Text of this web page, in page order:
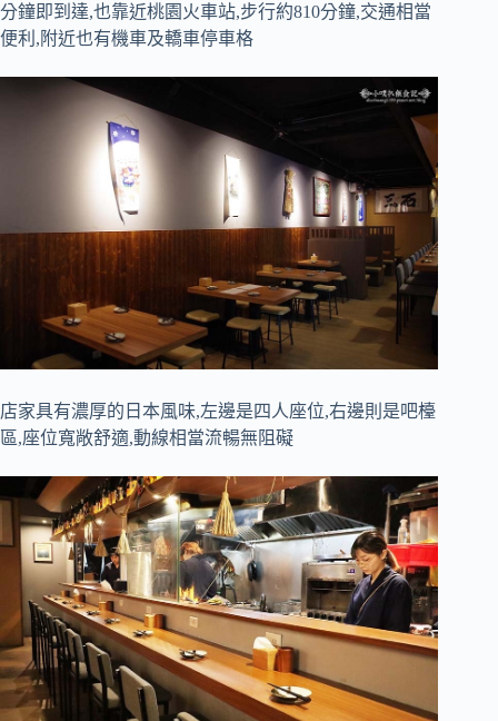
分鐘即到達,也靠近桃園火車站,步行約810分鐘,交通相當
便利,附近也有機車及轎車停車格
店家具有濃厚的日本風味,左邊是四人座位,右邊則是吧檯
區,座位寬敞舒適,動線相當流暢無阻礙